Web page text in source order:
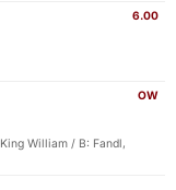
6.00
OW
William / B: Fandl,